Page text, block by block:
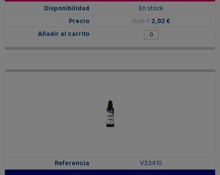
En stock
3,65 € 2,92 €
V33410